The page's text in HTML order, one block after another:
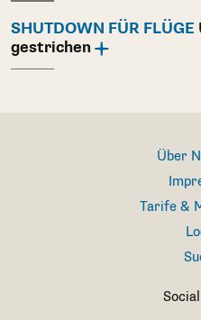
SHUTDOWN FÜR FLÜGE
gestrichen
Über
Tarife &